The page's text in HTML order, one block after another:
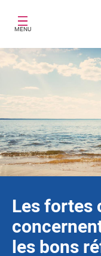
MENU
Santé
Les fortes
les bons